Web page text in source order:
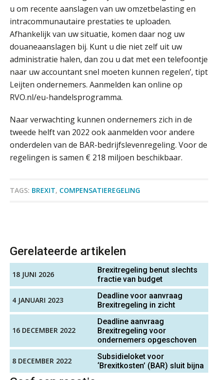
u om recente aanslagen van uw omzetbelasting en
intracommunautaire prestaties te uploaden.
Afhankelijk van uw situatie, komen daar nog uw
douaneaanslagen bij. Kunt u die niet zelf uit uw
administratie halen, dan zou u dat met een telefoontje
naar uw accountant snel moeten kunnen regelen’, tipt
Leijten ondernemers. Aanmelden kan online op
RVO.nl/eu-handelsprogramma.
Naar verwachting kunnen ondernemers zich in de
tweede helft van 2022 ook aanmelden voor andere
onderdelen van de BAR-bedrijfslevenregeling. Voor de
regelingen is samen € 218 miljoen beschikbaar.
TAGS: BREXIT, COMPENSATIEREGELING
Gerelateerde artikelen
18 JUNI 2026
Brexitregeling benut slechts
fractie van budget
4 JANUARI 2023
Deadline voor aanvraag
Brexitregeling in zicht
16 DECEMBER 2022
Deadline aanvraag
Brexitregeling voor
ondernemers opgeschoven
8 DECEMBER 2022
Subsidieloket voor
‘Brexitkosten’ (BAR) sluit bijna
veranderende financiële markt
Boekhoudlandschap sterk
gefragmenteerd, softwarekampioen
ontbreekt (nog) in Europa
ondertekenproces drastisch
verbeterde
Schaalbaar IT-beheer sluit naadloos
aan bij het snelgroeiende Reanda
Govers bouwt aan een volwassen
digitaal fundament voor governance,
security en AI
Van najagen naar verwerken:
waarom vraagposten je proces
blokkeren (en hoe je dat stopt)
innovatie
Terug naar het ambacht
Cyberbeveiligingswet definitief: dit
moet je accountantskantoor vóór 15
augustus geregeld hebben
Waarom SharePoint en Copilot je de
inzichten op klantdossiers schuldig
blijven
“Waarom CRM in de accountancy
vaak meer ruis dan overzicht brengt”
ICT & AI | “Accountancywerk
Gevorderd assistent accountant
BonsenReuling
Registeraccountant, EJP Financial Astronauts –
‘s-Hertogenbosch
Gevorderd Assistent Accountant Audit
PIA Group
WEA Deltaland
Supervisor controlling & accounting
KNAV
Accountant Agri & Food – Gorinchem
aaff